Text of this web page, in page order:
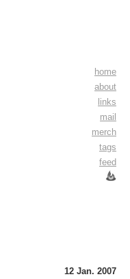
home
about
links
mail
merch
tags
feed
12 Jan. 2007